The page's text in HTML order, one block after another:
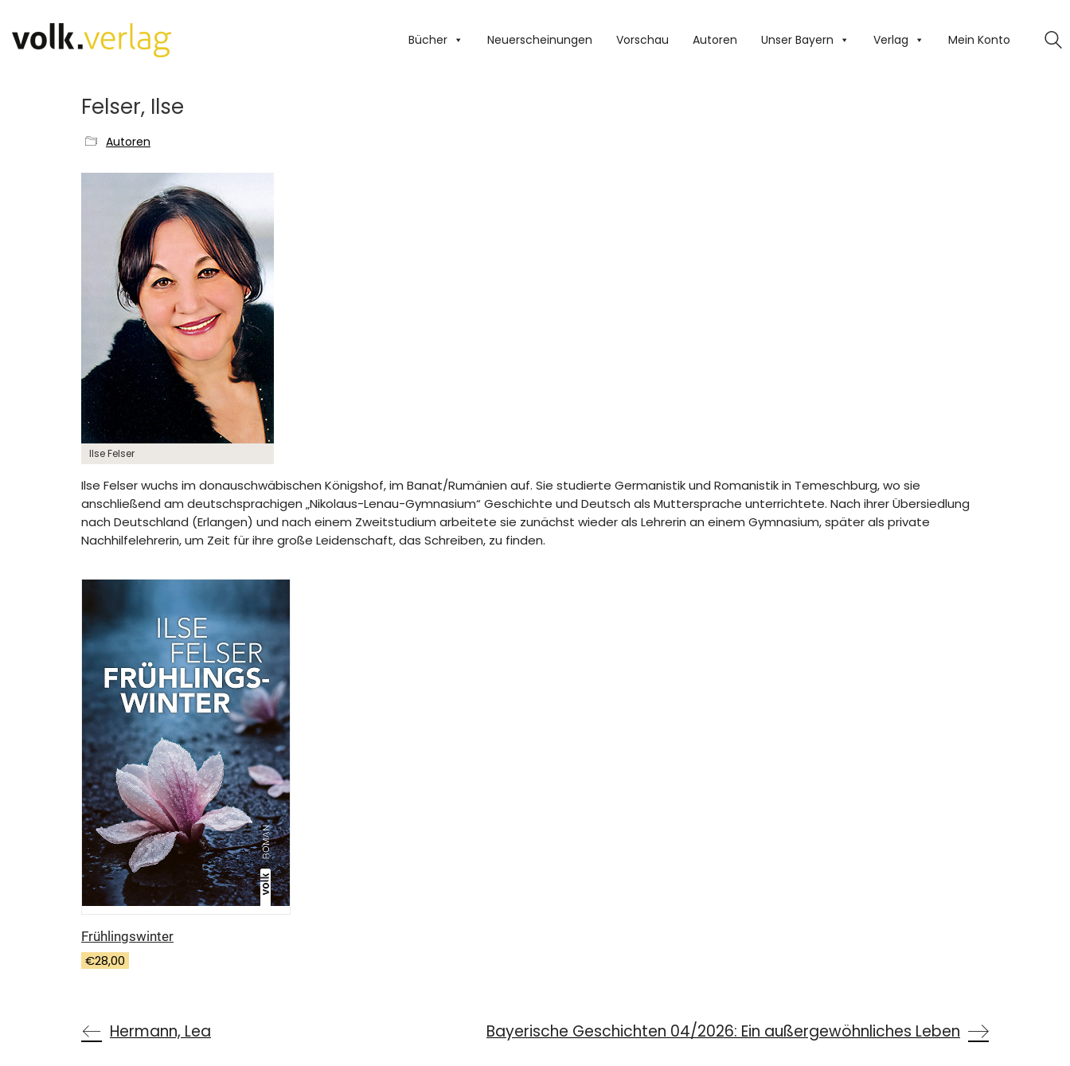
Bücher Neuerscheinungen Vorschau Autoren Unser Bayern Verlag Mein Konto
Felser, Ilse
Autoren
Ilse Felser
Ilse Felser wuchs im donauschwäbischen Königshof, im Banat/Rumänien auf. Sie studierte Germanistik und Romanistik in Temeschburg, wo sie
anschließend am deutschsprachigen „Nikolaus-Lenau-Gymnasium“ Geschichte und Deutsch als Muttersprache unterrichtete. Nach ihrer Übersiedlung
nach Deutschland (Erlangen) und nach einem Zweitstudium arbeitete sie zunächst wieder als Lehrerin an einem Gymnasium, später als private
Nachhilfelehrerin, um Zeit für ihre große Leidenschaft, das Schreiben, zu finden.
Frühlingswinter
€28,00
Hermann, Lea Bayerische Geschichten 04/2026: Ein außergewöhnliches Leben